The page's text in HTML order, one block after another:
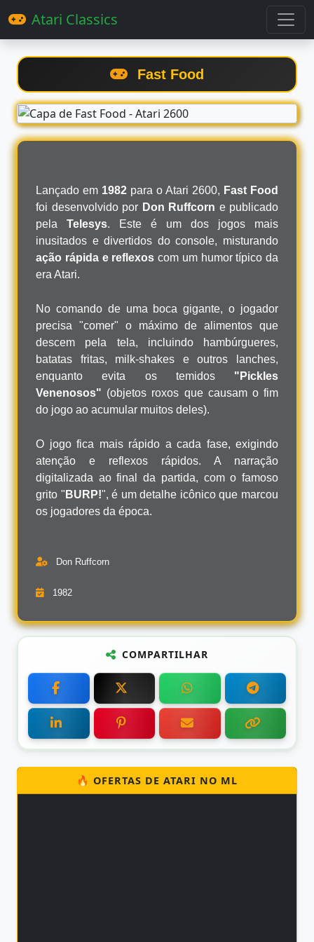
Atari Classics
Fast Food
Lançado em 1982 para o Atari 2600, Fast Food
foi desenvolvido por Don Ruffcorn e publicado
pela Telesys. Este é um dos jogos mais
inusitados e divertidos do console, misturando
ação rápida e reflexos com um humor típico da
era Atari.
No comando de uma boca gigante, o jogador
precisa "comer" o máximo de alimentos que
descem pela tela, incluindo hambúrgueres,
batatas fritas, milk-shakes e outros lanches,
enquanto evita os temidos "Pickles
Venenosos" (objetos roxos que causam o fim
do jogo ao acumular muitos deles).
O jogo fica mais rápido a cada fase, exigindo
atenção e reflexos rápidos. A narração
digitalizada ao final da partida, com o famoso
grito " BURP!", é um detalhe icônico que marcou
os jogadores da época.
Don Ruffcorn
1982
COMPARTILHAR
🔥 OFERTAS DE ATARI NO ML